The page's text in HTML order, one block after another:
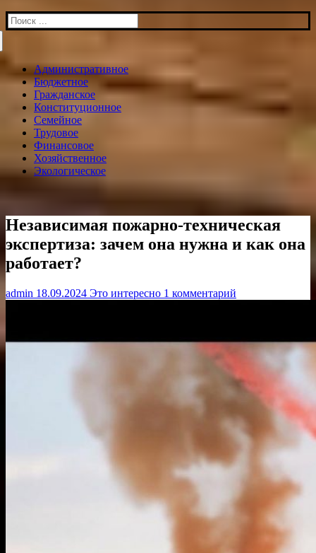
Искать:
Административное
Бюджетное
Гражданское
Конституционное
Семейное
Трудовое
Финансовое
Хозяйственное
Экологическое
Независимая пожарно-техническая
экспертиза: зачем она нужна и как она
работает?
admin 18.09.2024 Это интересно 1 комментарий